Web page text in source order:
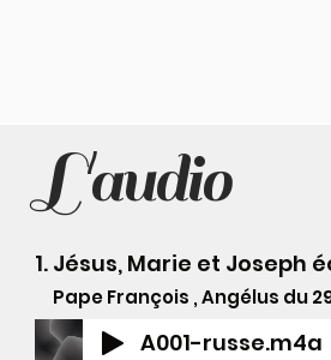
L'audio
1. Jésus, Marie et Joseph
Pape François , Angélus du
A001-russe.m4a